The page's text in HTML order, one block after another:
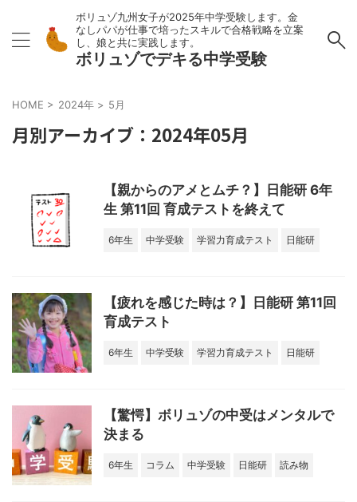
ボリュゾ九州女子が2025年中学受験します。金
なしパパが仕事で培ったスキルで合格戦略を立案
し、娘と共に実践します。
ボリュゾでデキる中学受験
HOME > 2024年 > 5月
月別アーカイブ：2024年05月
【親からのアメとムチ？】日能研 6年
生 第11回 育成テストを終えて
6年生 中学受験 学習力育成テスト 日能研
【疲れを感じた時は？】日能研 第11回
育成テスト
6年生 中学受験 学習力育成テスト 日能研
【驚愕】ボリュゾの中受はメンタルで
決まる
6年生 コラム 中学受験 日能研 読み物